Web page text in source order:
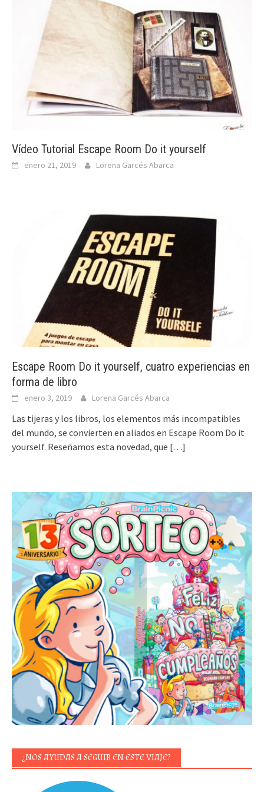
Vídeo Tutorial Escape Room Do it yourself
enero 21, 2019 Lorena Garcés Abarca
Escape Room Do it yourself, cuatro experiencias en
forma de libro
enero 3, 2019 Lorena Garcés Abarca
Las tijeras y los libros, los elementos más incompatibles
del mundo, se convierten en aliados en Escape Room Do it
yourself. Reseñamos esta novedad, que […]
¿NOS AYUDAS A SEGUIR EN ESTE VIAJE?